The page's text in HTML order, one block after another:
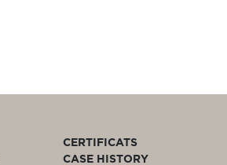
CERTIFICATS
CASE HISTORY